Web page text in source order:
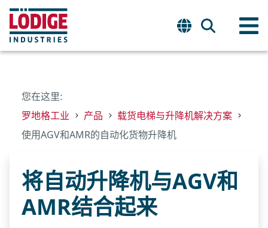
您在这里:
罗地格工业
产品
载货电梯与升降机解决方案
使用AGV和AMR的自动化货物升降机
将自动升降机与AGV和
AMR结合起来